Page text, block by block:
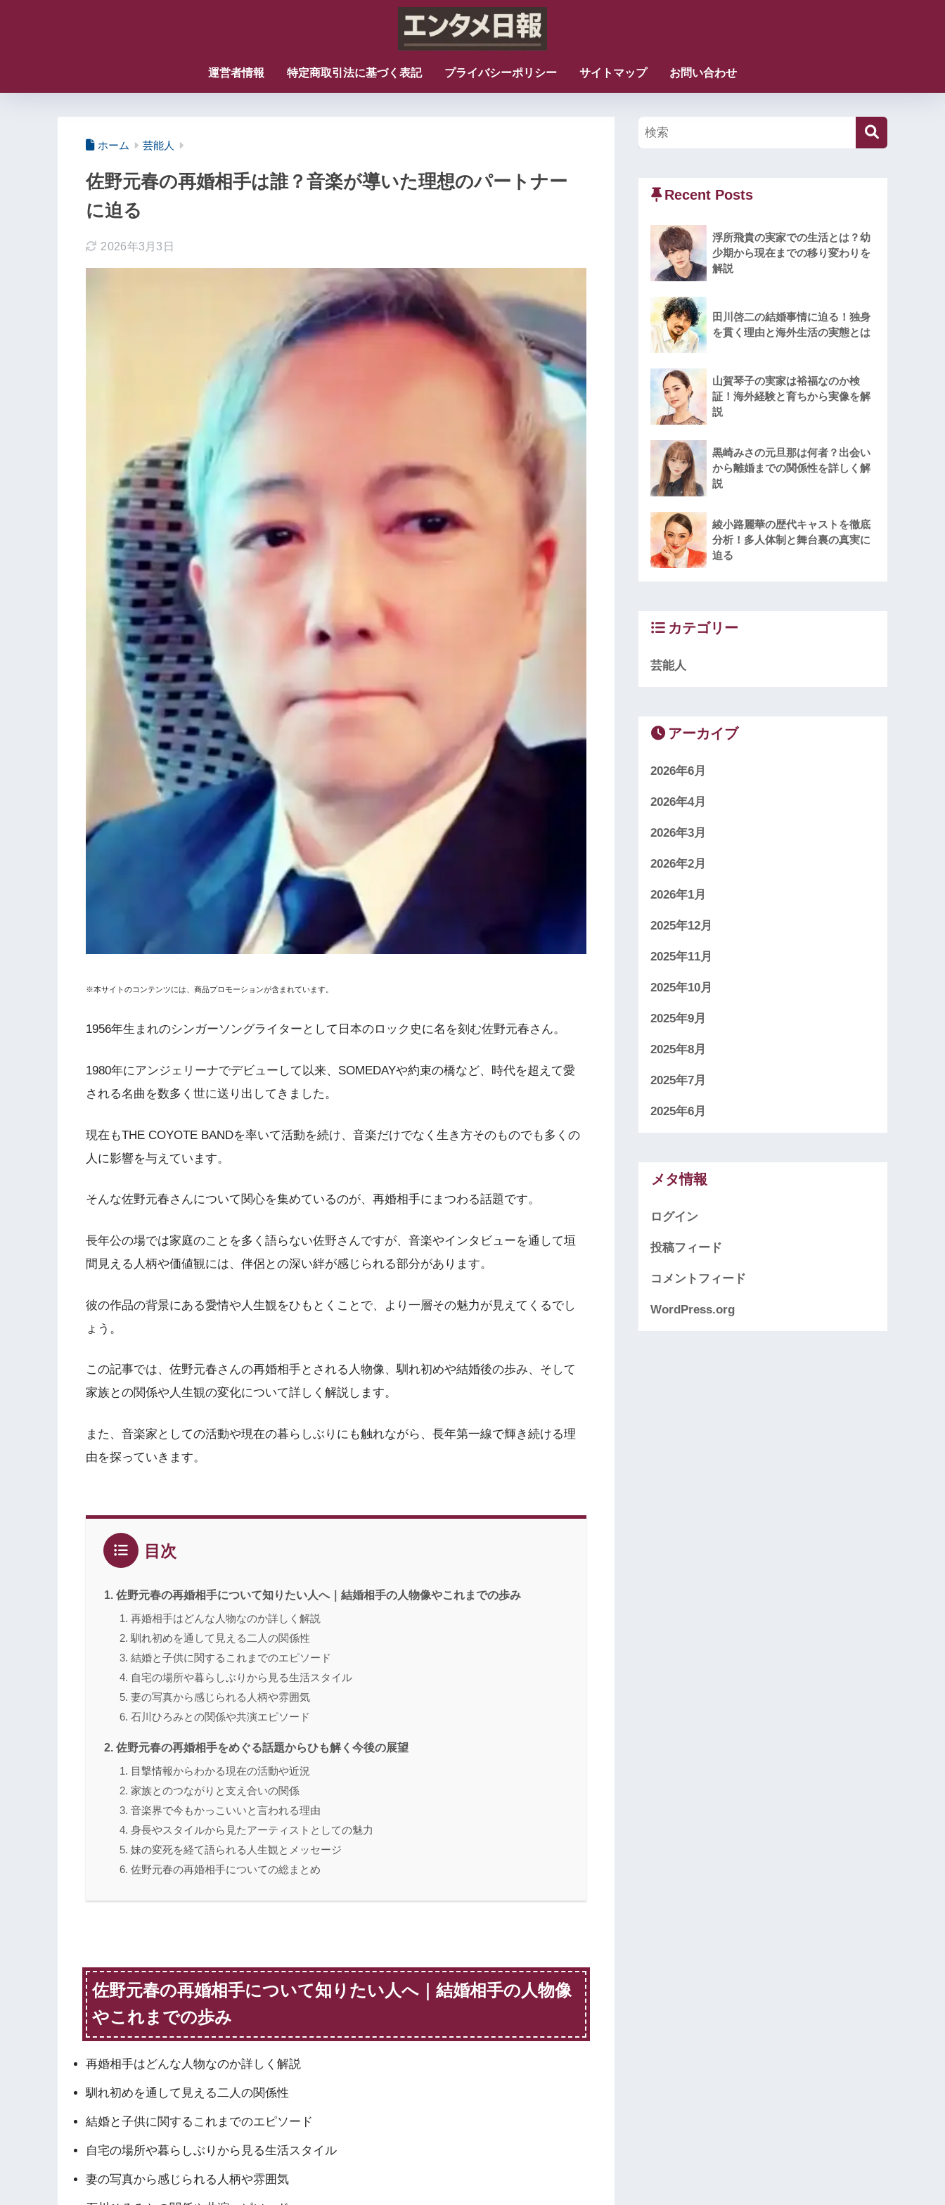
運営者情報 特定商取引法に基づく表記 プライバシーポリシー サイトマップ お問い合わせ
ホーム 芸能人
佐野元春の再婚相手は誰？音楽が導いた理想のパートナー
に迫る
2026年3月3日
※本サイトのコンテンツには、商品プロモーションが含まれています。
1956年生まれのシンガーソングライターとして日本のロック史に名を刻む佐野元春さん。
1980年にアンジェリーナでデビューして以来、SOMEDAYや約束の橋など、時代を超えて愛
される名曲を数多く世に送り出してきました。
現在もTHE COYOTE BANDを率いて活動を続け、音楽だけでなく生き方そのものでも多くの
人に影響を与えています。
そんな佐野元春さんについて関心を集めているのが、再婚相手にまつわる話題です。
長年公の場では家庭のことを多く語らない佐野さんですが、音楽やインタビューを通して垣
間見える人柄や価値観には、伴侶との深い絆が感じられる部分があります。
彼の作品の背景にある愛情や人生観をひもとくことで、より一層その魅力が見えてくるでし
ょう。
この記事では、佐野元春さんの再婚相手とされる人物像、馴れ初めや結婚後の歩み、そして
家族との関係や人生観の変化について詳しく解説します。
また、音楽家としての活動や現在の暮らしぶりにも触れながら、長年第一線で輝き続ける理
由を探っていきます。
目次
佐野元春の再婚相手について知りたい人へ｜結婚相手の人物像やこれまでの歩み
再婚相手はどんな人物なのか詳しく解説
馴れ初めを通して見える二人の関係性
結婚と子供に関するこれまでのエピソード
自宅の場所や暮らしぶりから見る生活スタイル
妻の写真から感じられる人柄や雰囲気
石川ひろみとの関係や共演エピソード
佐野元春の再婚相手をめぐる話題からひも解く今後の展望
目撃情報からわかる現在の活動や近況
家族とのつながりと支え合いの関係
音楽界で今もかっこいいと言われる理由
身長やスタイルから見たアーティストとしての魅力
妹の変死を経て語られる人生観とメッセージ
佐野元春の再婚相手についての総まとめ
佐野元春の再婚相手について知りたい人へ｜結婚相手の人物像
やこれまでの歩み
再婚相手はどんな人物なのか詳しく解説
馴れ初めを通して見える二人の関係性
結婚と子供に関するこれまでのエピソード
自宅の場所や暮らしぶりから見る生活スタイル
妻の写真から感じられる人柄や雰囲気
Recent Posts
浮所飛貴の実家での生活とは？幼
少期から現在までの移り変わりを
解説
田川啓二の結婚事情に迫る！独身
を貫く理由と海外生活の実態とは
山賀琴子の実家は裕福なのか検
証！海外経験と育ちから実像を解
説
黒崎みさの元旦那は何者？出会い
から離婚までの関係性を詳しく解
説
綾小路麗華の歴代キャストを徹底
分析！多人体制と舞台裏の真実に
迫る
カテゴリー
芸能人
アーカイブ
2026年6月
2026年4月
2026年3月
2026年2月
2026年1月
2025年12月
2025年11月
2025年10月
2025年9月
2025年8月
2025年7月
2025年6月
メタ情報
ログイン
投稿フィード
コメントフィード
WordPress.org